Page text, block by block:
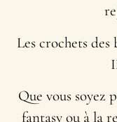
Les crochets
Que vous soyez
fantasy ou à la